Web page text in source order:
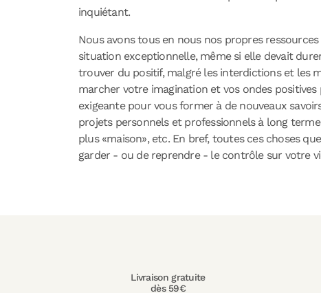
inquiétant.
Nous avons tous en nous nos propres
situation exceptionnelle, même si elle devait
trouver du positif, malgré les interdictions et les
marcher votre imagination et vos ondes
exigeante pour vous former à de nouveaux
projets personnels et professionnels à long
plus «maison», etc. En bref, toutes ces choses
garder - ou de reprendre - le contrôle sur votre
Livraison gratuite
dès 59€